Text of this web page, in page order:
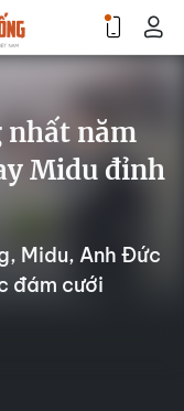
nhất năm
Midu đỉnh
Midu, Anh Đức
đám cưới